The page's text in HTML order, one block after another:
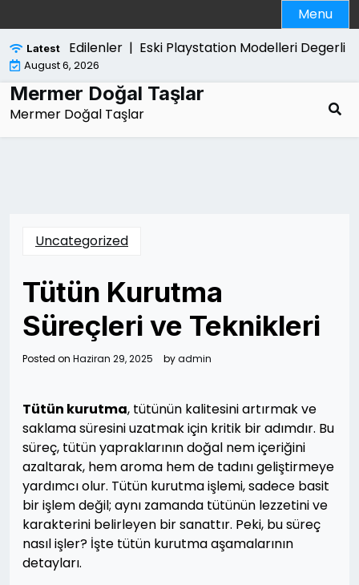
to
content
Menu
Latest
Merak Edilenler |Eski Playstation Modelleri Degerli
August 6, 2026
Mermer Doğal Taşlar
Mermer Doğal Taşlar
Uncategorized
Tütün Kurutma
Süreçleri ve Teknikleri
Posted on Haziran 29, 2025 byadmin
Tütün kurutma, tütünün kalitesini artırmak ve
saklama süresini uzatmak için kritik bir adımdır. Bu
süreç, tütün yapraklarının doğal nem içeriğini
azaltarak, hem aroma hem de tadını geliştirmeye
yardımcı olur. Tütün kurutma işlemi, sadece basit
bir işlem değil; aynı zamanda tütünün lezzetini ve
karakterini belirleyen bir sanattır. Peki, bu süreç
nasıl işler? İşte tütün kurutma aşamalarının
detayları.